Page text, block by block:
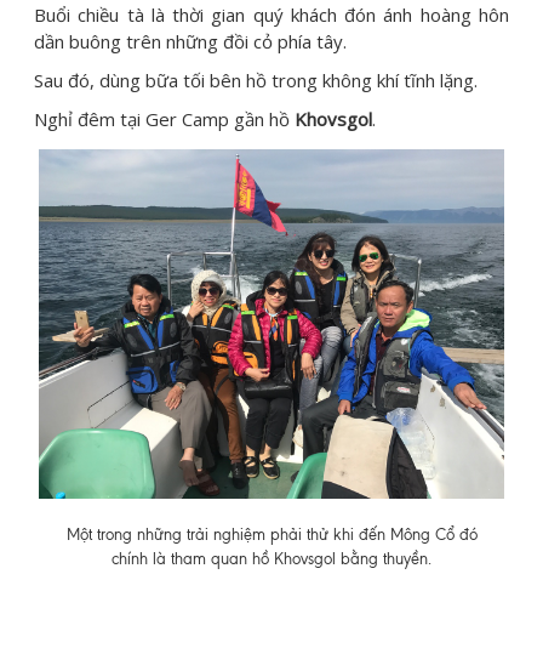
Buổi chiều tà là thời gian quý khách đón ánh hoàng hôn
dần buông trên những đồi cỏ phía tây.
Sau đó, dùng bữa tối bên hồ trong không khí tĩnh lặng.
Nghỉ đêm tại Ger Camp gần hồ Khovsgol.
Một trong những trải nghiệm phải thử khi đến Mông Cổ đó
chính là tham quan hồ Khovsgol bằng thuyền.